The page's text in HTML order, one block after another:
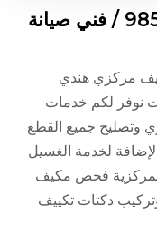
صيانة تكييف السرة / 98548488 / فني صيانة
مركزي هندي
نوفر لكم خدمات
وتصليح جميع القطع
لخدمة الغسيل
فحص مكيف
دكتات تكييف